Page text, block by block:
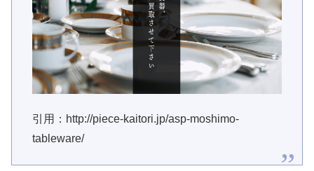
引用：http://piece-kaitori.jp/asp-moshimo-
tableware/